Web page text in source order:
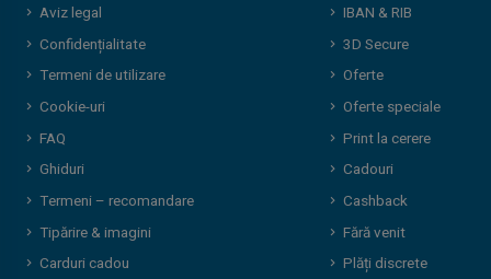
Aviz legal
Confidențialitate
Termeni de utilizare
Cookie-uri
FAQ
Ghiduri
Termeni – recomandare
Tipărire & imagini
Carduri cadou
IBAN & RIB
3D Secure
Oferte
Oferte speciale
Print la cerere
Cadouri
Cashback
Fără venit
Plăți discrete